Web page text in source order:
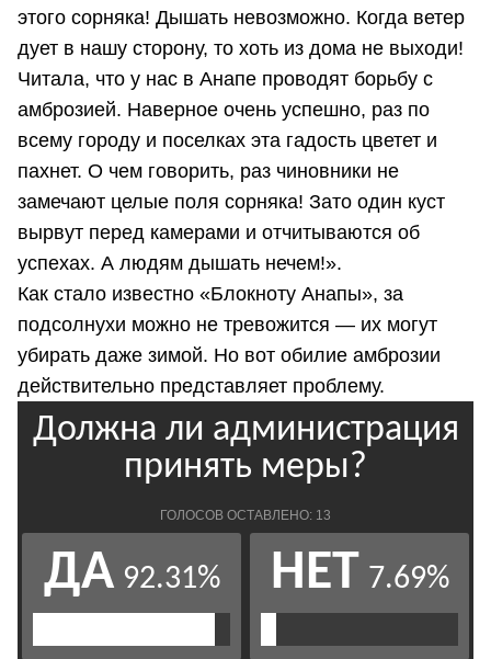
этого сорняка! Дышать невозможно. Когда ветер
дует в нашу сторону, то хоть из дома не выходи!
Читала, что у нас в Анапе проводят борьбу с
амброзией. Наверное очень успешно, раз по
всему городу и поселках эта гадость цветет и
пахнет. О чем говорить, раз чиновники не
замечают целые поля сорняка! Зато один куст
вырвут перед камерами и отчитываются об
успехах. А людям дышать нечем!».
Как стало известно «Блокноту Анапы», за
подсолнухи можно не тревожится — их могут
убирать даже зимой. Но вот обилие амброзии
действительно представляет проблему.